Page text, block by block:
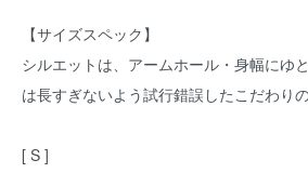
【サイズスペック】
シルエットは、アームホール・身幅にゆ
は長すぎないよう試行錯誤したこだわりの
[ S ]